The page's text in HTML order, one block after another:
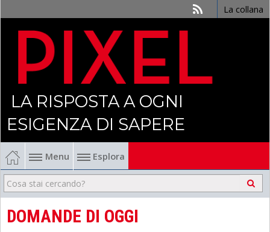
La collana
LA RISPOSTA A OGNI
ESIGENZA DI SAPERE
Menu Esplora
Economia
Management
DOMANDE DI OGGI